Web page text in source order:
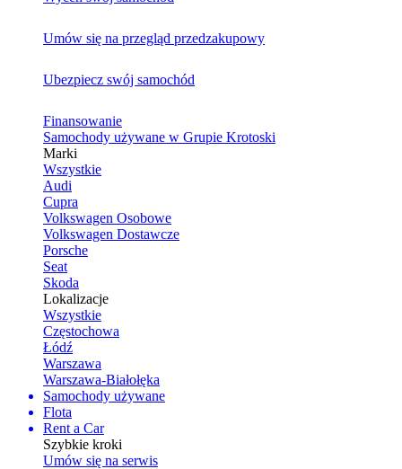
Umów się na przegląd przedzakupowy
Ubezpiecz swój samochód
Finansowanie
Samochody używane w Grupie Krotoski
Marki
Wszystkie
Audi
Cupra
Volkswagen Osobowe
Volkswagen Dostawcze
Porsche
Seat
Skoda
Lokalizacje
Wszystkie
Częstochowa
Łódź
Warszawa
Warszawa-Białołęka
Samochody używane
Flota
Rent a Car
Szybkie kroki
Umów się na serwis